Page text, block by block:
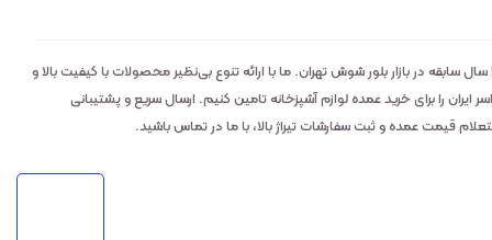
لوکس کالا: تامین‌کننده اصلی و عمده‌فروش ابزار و خرده‌ریز آشپزخانه با ۲۹ سال سابقه در بازار بلور شوش تهران. ما با ارائه تنوع بی‌نظیر محصولات با کیفیت بالا و
را برای خرید عمده لوازم آشپزخانه تامین کنیم. ارسال سریع و پشتیبانی
قیمت عمده و ثبت سفارشات تیراژ بالا، با ما در تماس باشید.